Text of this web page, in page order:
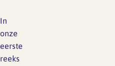
In
onze
eerste
reeks